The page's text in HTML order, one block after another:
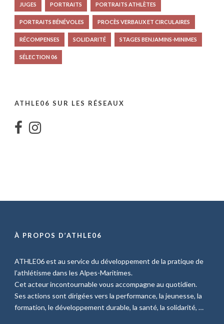
JUGES PORTRAITS PORTRAITS ATHLÈTES
PORTRAITS BÉNÉVOLES PROCÈS VERBAUX ET CIRCULAIRES
RÉCOMPENSES SOLIDARITÉ STAGES BENJAMINS-MINIMES
SÉLECTION 06
ATHLE06 SUR LES RÉSEAUX
À PROPOS D’ATHLE06
ATHLE06 est au service du développement de la pratique de
l’athlétisme dans les Alpes-Maritimes.
Cet acteur incontournable vous accompagne au quotidien.
Ses actions sont dirigées vers la performance, la jeunesse, la
formation, le développement durable, la santé, la solidarité, …